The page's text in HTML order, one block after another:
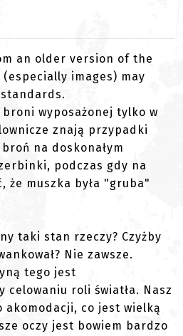
an older version of the
images) may
wyposażonej tylko w
znają przypadki
na doskonałym
podczas gdy na
że muszka była "gruba"
taki stan rzeczy? Czyżby
Nie zawsze.
tego jest
celowaniu roli światła. Nasz
akomodacji, co jest wielką
oczy jest bowiem bardzo